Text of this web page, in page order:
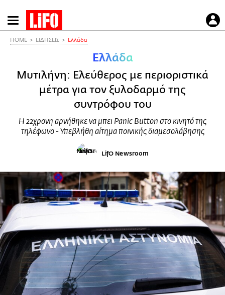
Παράκαμψη
προς
HOME ΕΙΔΗΣΕΙΣ Ελλάδα
Ελλάδα
Μυτιλήνη: Ελεύθερος με περιοριστικά
μέτρα για τον ξυλοδαρμό της
συντρόφου του
Η 22χρονη αρνήθηκε να μπει Panic Button στο κινητό της
τηλέφωνο - Υπεβλήθη αίτημα ποινικής διαμεσολάβησης
LifO Newsroom